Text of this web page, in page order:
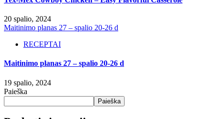
20 spalio, 2024
Maitinimo planas 27 – spalio 20-26 d
RECEPTAI
Maitinimo planas 27 – spalio 20-26 d
19 spalio, 2024
Paieška
Paieška